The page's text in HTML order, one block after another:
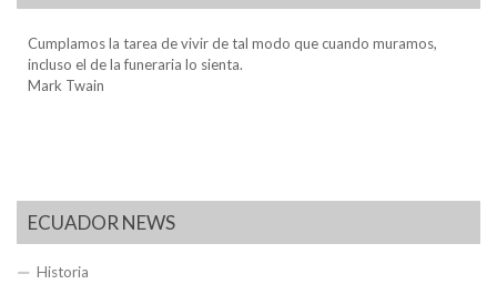
Cumplamos la tarea de vivir de tal modo que cuando muramos,
incluso el de la funeraria lo sienta.
Mark Twain
ECUADOR NEWS
Historia